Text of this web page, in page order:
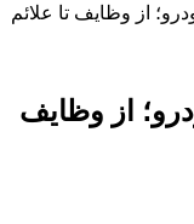
از وظایف تا علائم
از وظایف